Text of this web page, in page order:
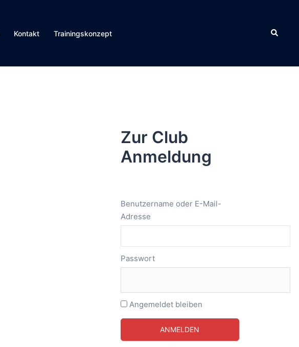
Kontakt Trainingskonzept Suche
Zur Club
Anmeldung
Benutzername oder E-Mail-
Adresse
Passwort
Angemeldet bleiben